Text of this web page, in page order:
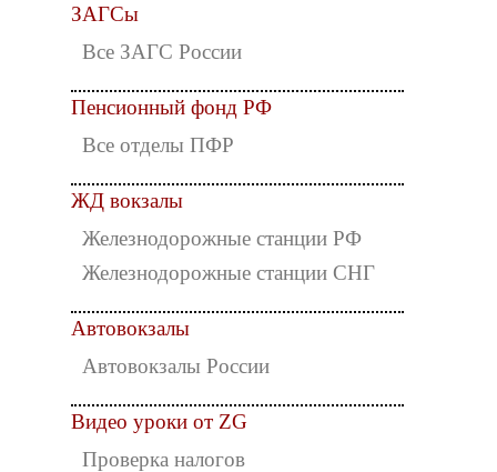
ЗАГСы
Все ЗАГС России
Пенсионный фонд РФ
Все отделы ПФР
ЖД вокзалы
Железнодорожные станции РФ
Железнодорожные станции СНГ
Автовокзалы
Автовокзалы России
Видео уроки от ZG
Проверка налогов